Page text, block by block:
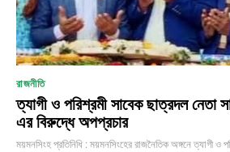
রাজনীতি
ত্যাগী ও পরিশ্রমী সাবেক ছাত্রদল নেতা
এর বিরুদ্ধে অপপ্রচার
ময়মনসিংহ প্রতিনিধি : ময়মনসিংহের রাজনৈতিক অঙ্গনে ত্যাগী ও পরিশ্রমী সাবেক ছাত্রদল নেতা